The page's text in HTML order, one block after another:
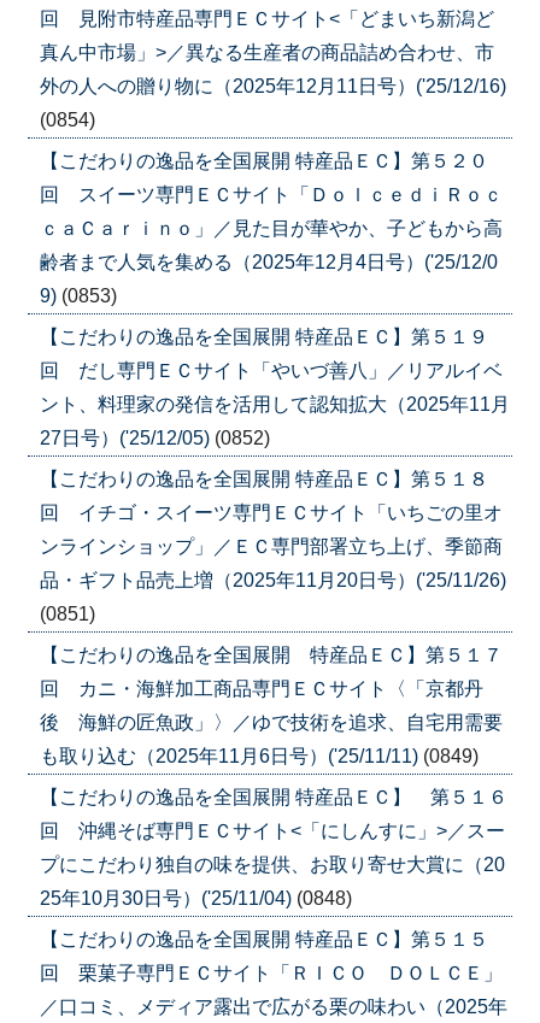
回 見附市特産品専門ＥＣサイト<「どまいち新潟ど
真ん中市場」>／異なる生産者の商品詰め合わせ、市
外の人への贈り物に（2025年12月11日号）('25/12/16)
(0854)
【こだわりの逸品を全国展開 特産品ＥＣ】第５２０
回 スイーツ専門ＥＣサイト「ＤｏｌｃｅｄｉＲｏｃ
ｃａＣａｒｉｎｏ」／見た目が華やか、子どもから高
齢者まで人気を集める（2025年12月4日号）('25/12/0
9) (0853)
【こだわりの逸品を全国展開 特産品ＥＣ】第５１９
回 だし専門ＥＣサイト「やいづ善八」／リアルイベ
ント、料理家の発信を活用して認知拡大（2025年11月
27日号）('25/12/05) (0852)
【こだわりの逸品を全国展開 特産品ＥＣ】第５１８
回 イチゴ・スイーツ専門ＥＣサイト「いちごの里オ
ンラインショップ」／ＥＣ専門部署立ち上げ、季節商
品・ギフト品売上増（2025年11月20日号）('25/11/26)
(0851)
【こだわりの逸品を全国展開 特産品ＥＣ】第５１７
回 カニ・海鮮加工商品専門ＥＣサイト〈「京都丹
後 海鮮の匠魚政」〉／ゆで技術を追求、自宅用需要
も取り込む（2025年11月6日号）('25/11/11) (0849)
【こだわりの逸品を全国展開 特産品ＥＣ】 第５１６
回 沖縄そば専門ＥＣサイト<「にしんすに」>／スー
プにこだわり独自の味を提供、お取り寄せ大賞に（20
25年10月30日号）('25/11/04) (0848)
【こだわりの逸品を全国展開 特産品ＥＣ】第５１５
回 栗菓子専門ＥＣサイト「ＲＩＣＯ ＤＯＬＣＥ」
／口コミ、メディア露出で広がる栗の味わい（2025年